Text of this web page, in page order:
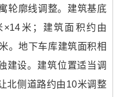
轮廓线调整。建筑基底
米；建筑面积约由
。地下车库建筑面积相
建设。建筑位置适当调
北侧道路约由10米调整